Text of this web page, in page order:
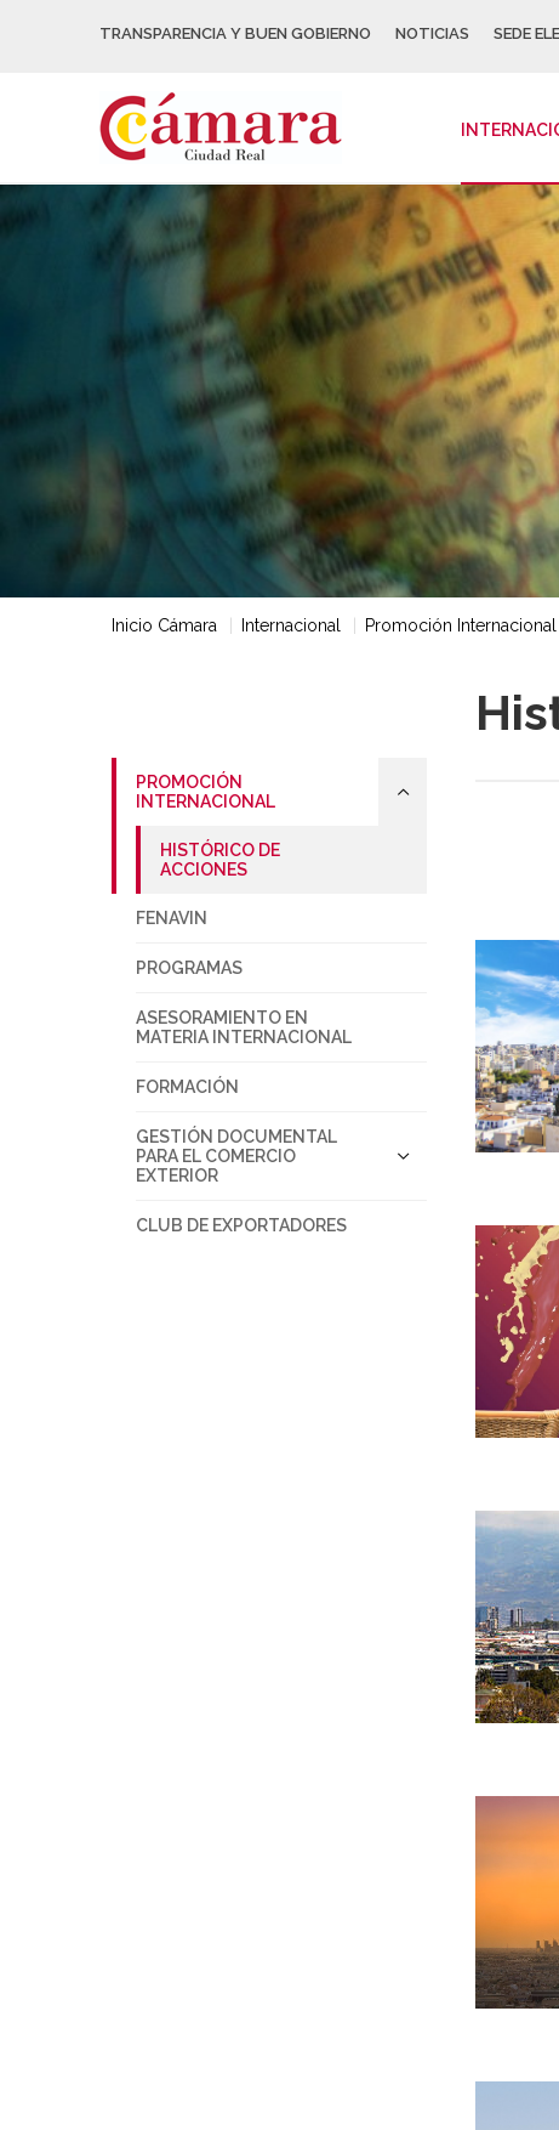
TRANSPARENCIA Y BUEN GOBIERNO NOTICIAS SEDE
Inicio Cámara Internacional Promoción Internacional
PROMOCIÓN
INTERNACIONAL
HISTÓRICO DE
ACCIONES
FENAVIN
PROGRAMAS
ASESORAMIENTO EN
MATERIA INTERNACIONAL
FORMACIÓN
GESTIÓN DOCUMENTAL
PARA EL COMERCIO
EXTERIOR
CLUB DE EXPORTADORES